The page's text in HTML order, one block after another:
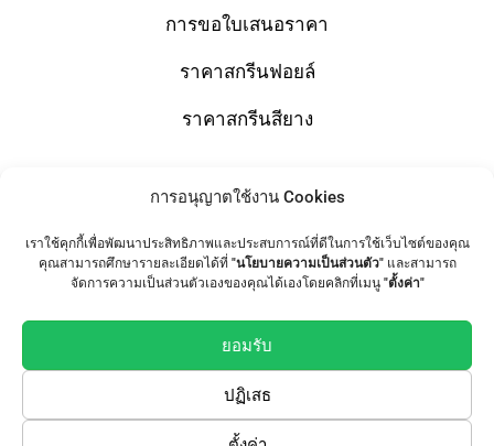
การอนุญาตใช้งาน Cookies
เราใช้คุกกี้เพื่อพัฒนาประสิทธิภาพและประสบการณ์ที่ดีในการใช้เว็บไซต์ของคุณ
คุณสามารถศึกษารายละเอียดได้ที่ "นโยบายความเป็นส่วนตัว"และสามารถ
จัดการความเป็นส่วนตัวเองของคุณได้เองโดยคลิกที่เมนู "ตั้งค่า"
ยอมรับ
ปฏิเสธ
การขอใบเสนอราคา
ราคาสกรีนฟอยล์
ราคาสกรีนสียาง
Shop
T-Shirts
เสื้อทีม / เสื้อแก๊งค์